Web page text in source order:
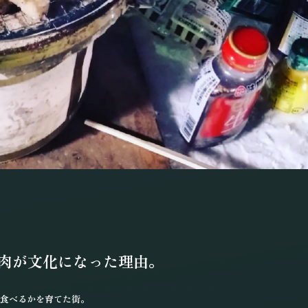
が文化になった理由。
べるかを育てた街。